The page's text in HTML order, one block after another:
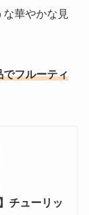
華やかな見
でフルーティ
チューリッ